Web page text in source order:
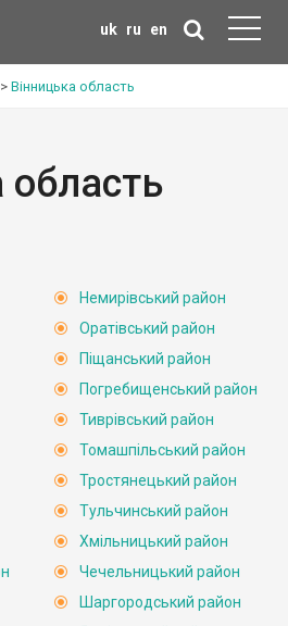
uk ru en
> Вінницька область
область
Немирівський район
Оратівський район
Піщанський район
Погребищенський район
Тиврівський район
Томашпільський район
Тростянецький район
Тульчинський район
Хмільницький район
Чечельницький район
Шаргородський район